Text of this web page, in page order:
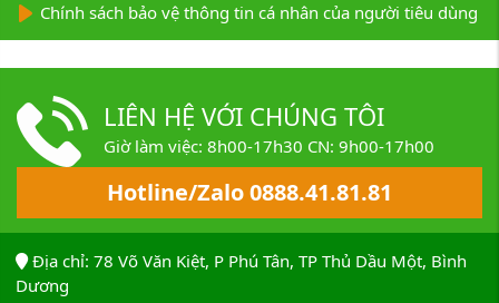
Chính sách bảo vệ thông tin cá nhân của người tiêu dùng
LIÊN HỆ VỚI CHÚNG TÔI
Giờ làm việc: 8h00-17h30 CN: 9h00-17h00
Hotline/Zalo 0888.41.81.81
Địa chỉ: 78 Võ Văn Kiệt, P Phú Tân, TP Thủ Dầu Một, Bình
Dương